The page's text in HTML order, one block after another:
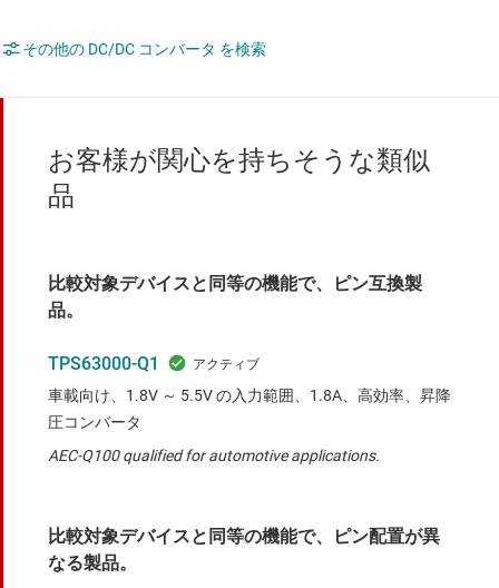
その他の DC/DC コンバータ を検索
お客様が関心を持ちそうな類似
品
比較対象デバイスと同等の機能で、ピン互換製
品。
TPS63000-Q1
車載向け、1.8V ～ 5.5V の入力範囲、1.8A、高効率、昇降
圧コンバータ
AEC-Q100 qualified for automotive applications.
比較対象デバイスと同等の機能で、ピン配置が異
なる製品。